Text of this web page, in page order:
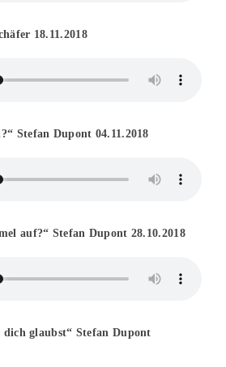
18.11.2018
Stefan Dupont 04.11.2018
auf?“ Stefan Dupont 28.10.2018
glaubst“ Stefan Dupont